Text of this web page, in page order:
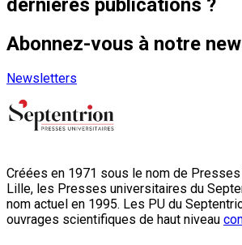
dernières publications ?
Abonnez-vous à notre
Newsletters
Créées en 1971 sous le nom de
Lille, les Presses universitaires du
nom actuel en 1995. Les PU du
ouvrages scientifiques de haut niveau